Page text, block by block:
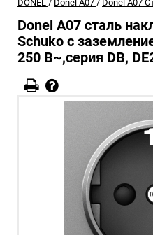
DONEL / Donel A07 / Donel A07
Donel A07 сталь
Schuko с
250 В~,серия DB,